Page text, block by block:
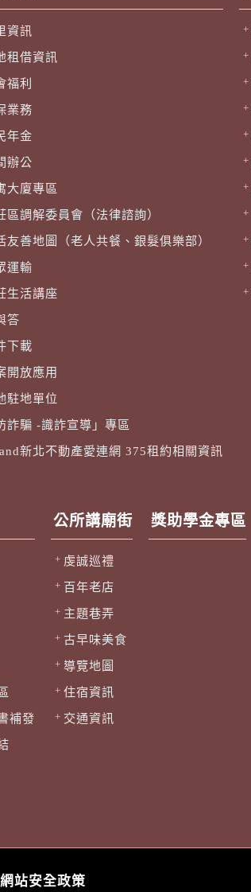
資訊
租借資訊
福利
業務
年金
辦公
大廈專區
區調解委員會（法律諮詢）
友善地圖（老人共餐、銀髮俱樂部）
運輸
生活講座
答
下載
開放應用
駐地單位
詐騙 -識詐宣導」專區
新北不動產愛連網 375租約相關資訊
補發
公所講廟街
虔誠巡禮
百年老店
主題巷弄
古早味美食
導覽地圖
住宿資訊
交通資訊
獎助學金專區
網站安全政策